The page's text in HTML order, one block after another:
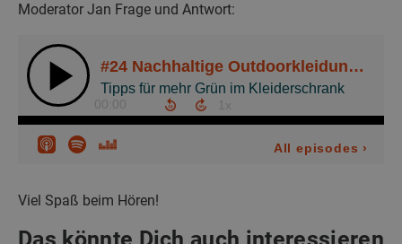
Moderator Jan Frage und Antwort:
Viel Spaß beim Hören!